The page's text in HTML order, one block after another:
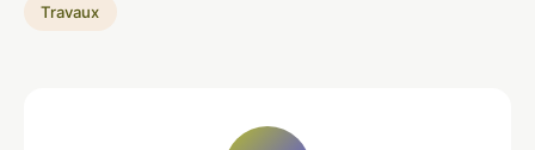
Travaux